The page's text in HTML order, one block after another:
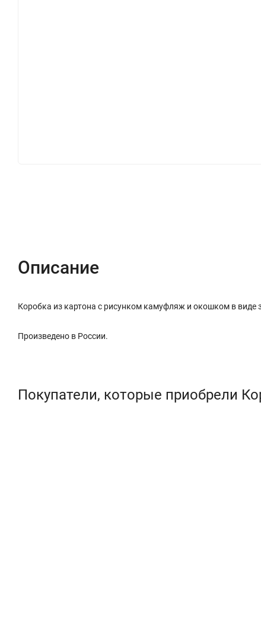
Описание
Коробка из картона с рисунком камуфляж и окошком в виде
Произведено в России.
Покупатели, которые приобрели